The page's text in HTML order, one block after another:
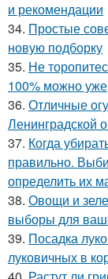
и рекомендации
34. Простые
новую подборку
35. Не
100% можно уже
36. Отличные
Ленинградской
37. Когда
правильно.
определить их
38. Овощи и
выборы для
39. Посадка
луковичных в